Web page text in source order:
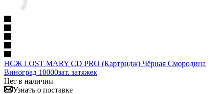
НСЖ LOST MARY CD PRO (Картридж) Чёрная Смородина
Виноград 10000зат. затяжек
Нет в наличии
Узнать о поставке